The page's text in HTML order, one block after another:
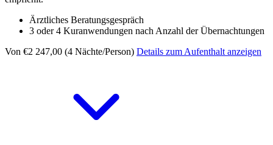
Ärztliches Beratungsgespräch
3 oder 4 Kuranwendungen nach Anzahl der Übernachtungen
Von €2 247,00 (4 Nächte/Person) Details zum Aufenthalt anzeigen